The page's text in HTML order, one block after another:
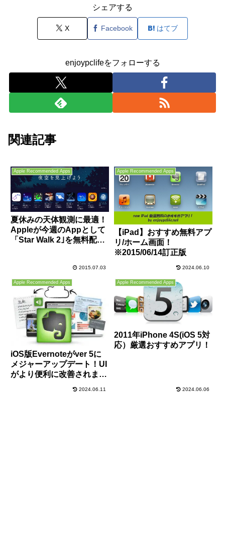
シェアする
X Facebook はてブ
enjoypclifeをフォローする
関連記事
Apple Recommended Apps
夏休みの天体観測に最適！
Appleが今週のAppとして
「Star Walk 2｣を無料配信
2015.07.03
Apple Recommended Apps
【iPad】おすすめ無料アプ
リ/ホーム画面！
※2015/06/14訂正版
2024.06.10
Apple Recommended Apps
iOS版Evernoteがver 5に
メジャーアップデート！UI
がより便利に改善されまし
2024.06.11
Apple Recommended Apps
2011年iPhone 4S(iOS 5対
応）厳選おすすめアプリ！
2024.06.06